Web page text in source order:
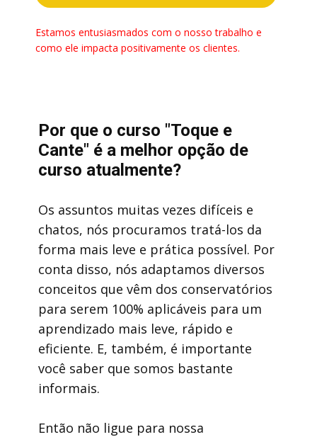
Estamos entusiasmados com o nosso trabalho e
como ele impacta positivamente os clientes.
Por que o curso "Toque e
Cante" é a melhor opção de
curso atualmente?
Os assuntos muitas vezes difíceis e
chatos, nós procuramos tratá-los da
forma mais leve e prática possível. Por
conta disso, nós adaptamos diversos
conceitos que vêm dos conservatórios
para serem 100% aplicáveis para um
aprendizado mais leve, rápido e
eficiente. E, também, é importante
você saber que somos bastante
informais.
Então não ligue para nossa